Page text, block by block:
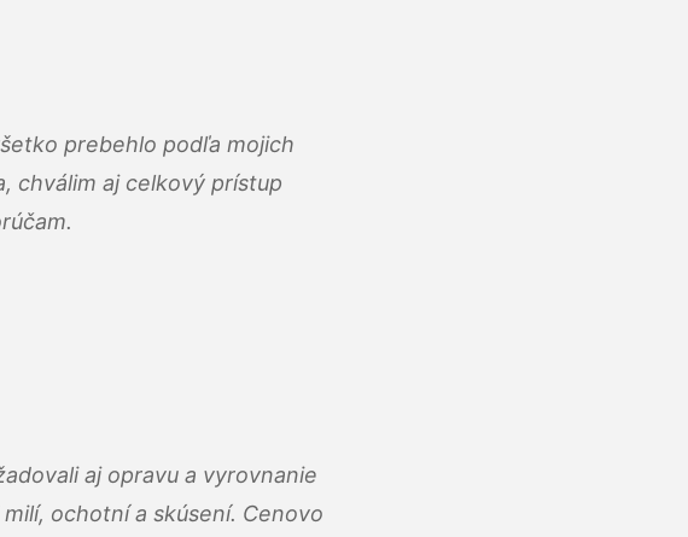
prebehlo podľa mojich
chválim aj celkový prístup
aj opravu a vyrovnanie
ochotní a skúsení. Cenovo